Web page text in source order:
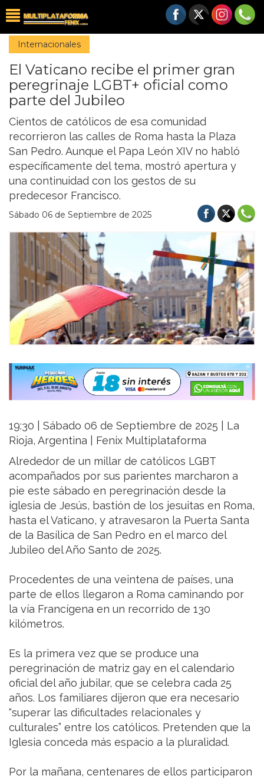
Internacionales
El Vaticano recibe el primer gran
peregrinaje LGBT+ oficial como
parte del Jubileo
Cientos de católicos de esa comunidad
recorrieron las calles de Roma hasta la Plaza
San Pedro. Aunque el Papa León XIV no habló
específicamente del tema, mostró apertura y
una continuidad con los gestos de su
predecesor Francisco.
Sábado 06 de Septiembre de 2025
19:30 | Sábado 06 de Septiembre de 2025 | La
Rioja, Argentina | Fenix Multiplataforma
Alrededor de un millar de católicos LGBT
acompañados por sus parientes marcharon a
pie este sábado en peregrinación desde la
iglesia de Jesús, bastión de los jesuitas en Roma,
hasta el Vaticano, y atravesaron la Puerta Santa
de la Basílica de San Pedro en el marco del
Jubileo del Año Santo de 2025.
Procedentes de una veintena de países, una
parte de ellos llegaron a Roma caminando por
la vía Francígena en un recorrido de 130
kilómetros.
Es la primera vez que se produce una
peregrinación de matriz gay en el calendario
oficial del año jubilar, que se celebra cada 25
años. Los familiares dijeron que era necesario
“superar las dificultades relacionales y
culturales” entre los católicos. Pretenden que la
Iglesia conceda más espacio a la pluralidad.
Por la mañana, centenares de ellos participaron